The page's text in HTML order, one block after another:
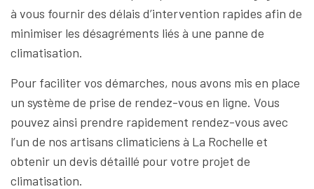
à vous fournir des délais d’intervention rapides afin de
minimiser les désagréments liés à une panne de
climatisation.
Pour faciliter vos démarches, nous avons mis en place
un système de prise de rendez-vous en ligne. Vous
pouvez ainsi prendre rapidement rendez-vous avec
l’un de nos artisans climaticiens à La Rochelle et
obtenir un devis détaillé pour votre projet de
climatisation.